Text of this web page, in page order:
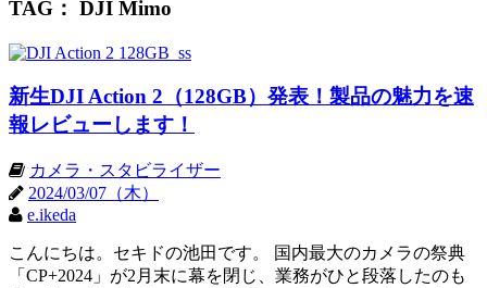
TAG： DJI Mimo
新生DJI Action 2（128GB）発表！製品の魅力を速
報レビューします！
カメラ・スタビライザー
2024/03/07（木）
e.ikeda
こんにちは。セキドの池田です。 国内最大のカメラの祭典
「CP+2024」が2月末に幕を閉じ、業務がひと段落したのも